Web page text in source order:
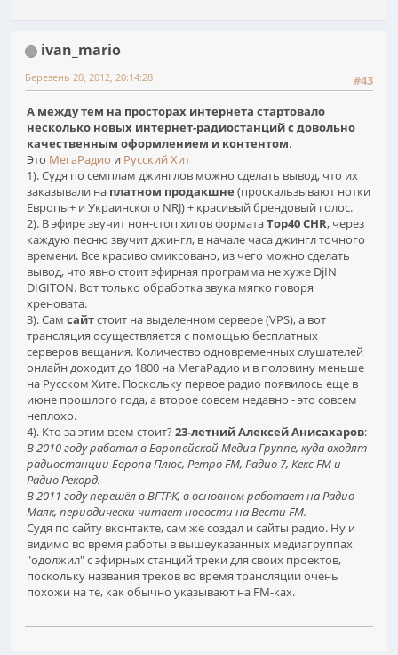
ivan_mario
#43
Березень 20, 2012, 20:14:28
А между тем на просторах интернета стартовало
несколько новых интернет-радиостанций с довольно
качественным оформлением и контентом.
Это МегаРадио и Русский Хит
1). Судя по семплам джинглов можно сделать вывод, что их
заказывали на платном продакшне (проскальзывают нотки
Европы+ и Украинского NRJ) + красивый брендовый голос.
2). В эфире звучит нон-стоп хитов форматаTop40 CHR, через
каждую песню звучит джингл, в начале часа джингл точного
времени. Все красиво смиксовано, из чего можно сделать
вывод, что явно стоит эфирная программа не хуже DjIN
DIGITON. Вот только обработка звука мягко говоря
хреновата.
3). Сам сайтстоит на выделенном сервере (VPS), а вот
трансляция осуществляется с помощью бесплатных
серверов вещания. Количество одновременных слушателей
онлайн доходит до 1800 на МегаРадио и в половину меньше
на Русском Хите. Поскольку первое радио появилось еще в
июне прошлого года, а второе совсем недавно - это совсем
неплохо.
4). Кто за этим всем стоит? 23-летний Алексей Анисахаров:
В 2010 году работал в Европейской Медиа Группе, куда входят
радиостанции Европа Плюс, Ретро FM, Радио 7, Кекс FM и
Радио Рекорд.
В 2011 году перешёл в ВГТРК, в основном работает на Радио
Маяк, периодически читает новости на Вести FM.
Судя по сайту вконтакте, сам же создал и сайты радио. Ну и
видимо во время работы в вышеуказанных медиагруппах
"одолжил" с эфирных станций треки для своих проектов,
поскольку названия треков во время трансляции очень
похожи на те, как обычно указывают на FM-ках.